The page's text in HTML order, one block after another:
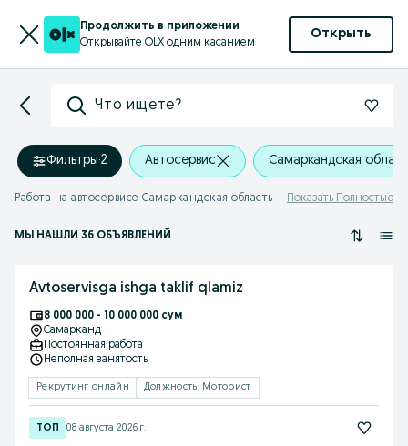
Продолжить в приложении
Открывайте OLX одним касанием
Открыть
Что ищете?
Фильтры·2 Автосервис Самаркандская
Работа на автосервисе Самаркандская область Показать Полностью
МЫ НАШЛИ 36 ОБЪЯВЛЕНИЙ
Avtoservisga ishga taklif qlamiz
8 000 000 - 10 000 000 сум
Самарканд
Постоянная работа
Неполная занятость
Рекрутинг онлайн Должность: Моторист
08 августа 2026 г.